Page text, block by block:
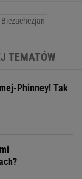
TEMATÓW
Phinney! Tak